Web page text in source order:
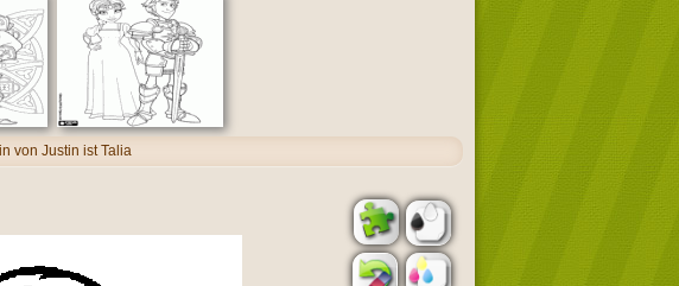
von Justin ist Talia